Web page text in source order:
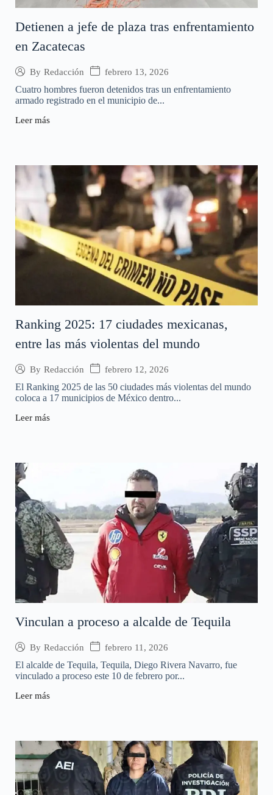
Detienen a jefe de plaza tras enfrentamiento
en Zacatecas
By Redacción febrero 13, 2026
Cuatro hombres fueron detenidos tras un enfrentamiento
armado registrado en el municipio de...
Leer más
Ranking 2025: 17 ciudades mexicanas,
entre las más violentas del mundo
By Redacción febrero 12, 2026
El Ranking 2025 de las 50 ciudades más violentas del mundo
coloca a 17 municipios de México dentro...
Leer más
Vinculan a proceso a alcalde de Tequila
By Redacción febrero 11, 2026
El alcalde de Tequila, Tequila, Diego Rivera Navarro, fue
vinculado a proceso este 10 de febrero por...
Leer más